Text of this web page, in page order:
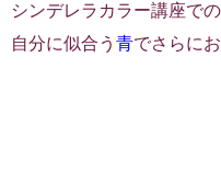
シンデレラカラー講座で
自分に似合う 青でさらに